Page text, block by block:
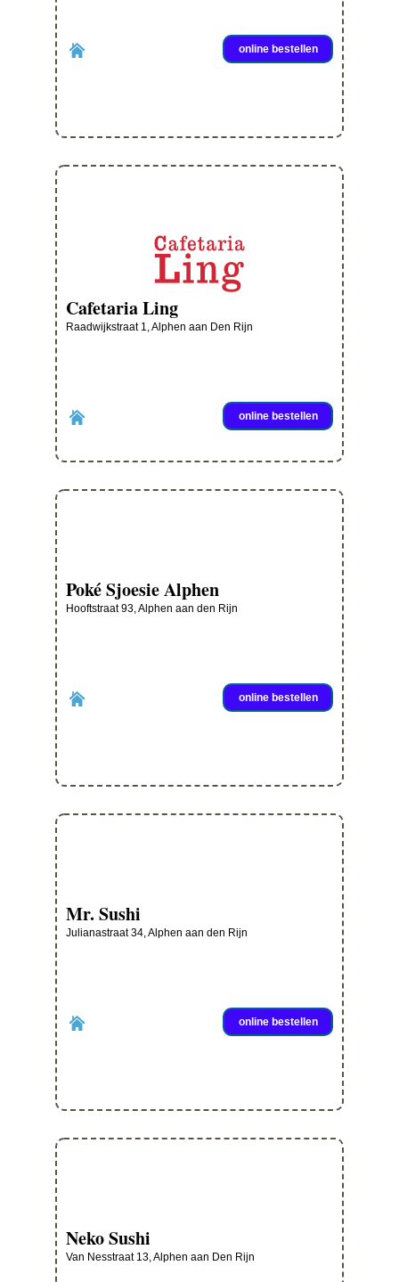
online bestellen
Cafetaria Ling
Raadwijkstraat 1, Alphen aan Den Rijn
online bestellen
Poké Sjoesie Alphen
Hooftstraat 93, Alphen aan den Rijn
online bestellen
Mr. Sushi
Julianastraat 34, Alphen aan den Rijn
online bestellen
Neko Sushi
Van Nesstraat 13, Alphen aan Den Rijn